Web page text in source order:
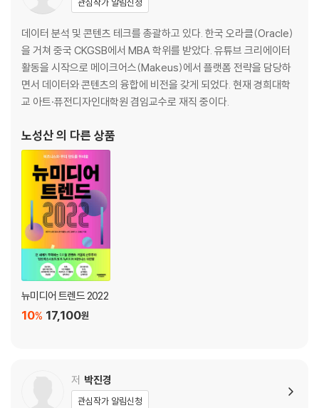
팬데믹이 가져온 삶의 변화, 달라진 패션 산업
패션 산업을 움직이는 보이지 않는 손, 대중과 뉴미디어
뉴미디어 속에 담긴 대중의 니즈를 포착하라
성공의 답은 언제나 고객에게 있다
_어설픈 환상의 퇴장, 진짜 현실로 위로받다
환상보다는 현실이 더 맛있다
콘텐츠 속 남녀가 변화하고 있다
신규 창작자들의 등장과 콘텐츠 혁신
경계가 사라진 시대, 창작자들이 가야 할 방향은?
관심작가 알림신청
데이터 분석 및 콘텐츠 테크를 총괄하고 있다. 한국 오라클(Oracle)
을 거쳐 중국 CKGSB에서 MBA 학위를 받았다. 유튜브 크리에이터
활동을 시작으로 메이크어스(Makeus)에서 플랫폼 전략을 담당하
면서 데이터와 콘텐츠의 융합에 비전을 갖게 되었다. 현재 경희대학
교 아트·퓨전디자인대학원 겸임교수로 재직 중이다.
노성산의 다른 상품
뉴미디어 트렌드 2022
17,100원
10%
저 박진경
관심작가 알림신청